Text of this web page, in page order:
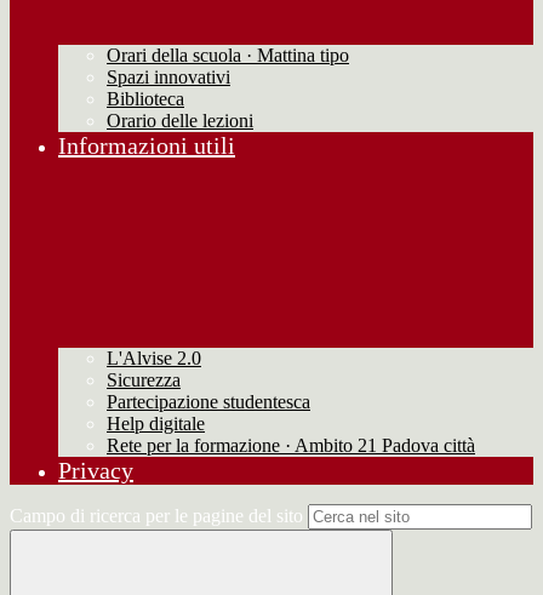
Orari della scuola · Mattina tipo
Spazi innovativi
Biblioteca
Orario delle lezioni
Informazioni utili
L'Alvise 2.0
Sicurezza
Partecipazione studentesca
Help digitale
Rete per la formazione · Ambito 21 Padova città
Privacy
Campo di ricerca per le pagine del sito